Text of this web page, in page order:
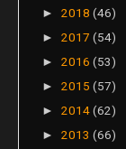
► 2018 (46)
► 2017 (54)
► 2016 (53)
► 2015 (57)
► 2014(62)
► 2013 (66)